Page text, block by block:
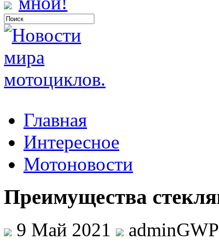
Главная
Интересное
Мотоновости
Преимущества
9 Май 2021
adminGWP